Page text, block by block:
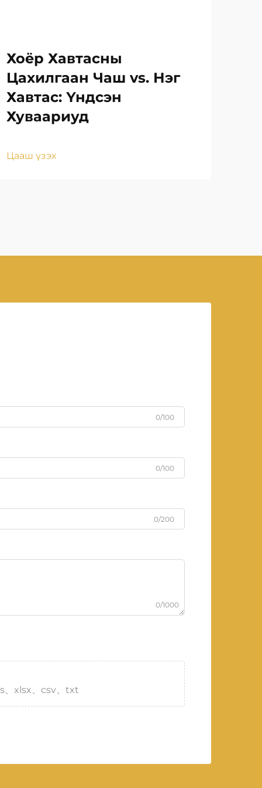
Хоёр Хавтасны
Цахилгаан Чаш vs. Нэг
Хавтас: Үндсэн
Хуваариуд
Цааш үзэх
0/100
0/100
0/200
0/1000
xlsx、csv、txt